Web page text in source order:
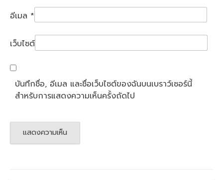
อีเมล *
เว็บไซต์
บันทึกชื่อ, อีเมล และชื่อเว็บไซต์ของฉันบนเบราว์เซอร์นี้
สำหรับการแสดงความเห็นครั้งถัดไป